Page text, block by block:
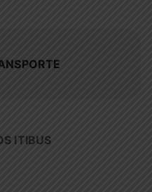
ITIBUS